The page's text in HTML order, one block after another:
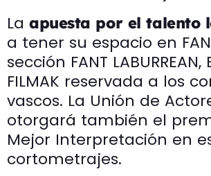
La apuesta por el talento
a tener su espacio en
sección FANT LABURREAN,
FILMAK reservada a los
vascos. La Unión de
otorgará también el
Mejor Interpretación en
cortometrajes.